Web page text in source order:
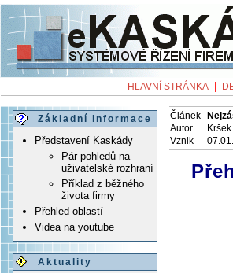
HLAVNÍ STRÁNKA
Základní informace
Představení Kaskády
Pár pohledů na
uživatelské rozhraní
Příklad z běžného
života firmy
Přehled oblastí
Videa na youtube
Aktuality
Článek
Autor
Vznik